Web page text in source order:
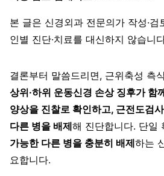
본 글은 신경외과 전문의가 작성·검
인별 진단·치료를 대신하지 않습니
결론부터 말씀드리면, 근위축성 측
상위·하위 운동신경 손상 징후가 함
양상을 진찰로 확인하고, 근전도검
다른 병을 배제해 진단합니다. 단일
가능한 다른 병을 충분히 배제하는
요합니다.